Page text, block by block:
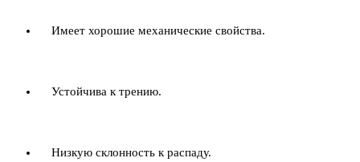
Имеет хорошие механические свойства.
Устойчива к трению.
Низкую склонность к распаду.